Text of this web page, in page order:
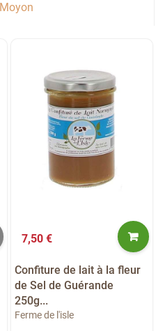
Moyon
7,50 €
Confiture de lait à la fleur
de Sel de Guérande
250g...
Ferme de l'isle